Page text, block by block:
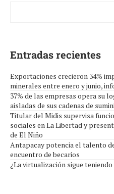
Entradas recientes
Exportaciones crecieron 34%
minerales entre enero y junio,
37% de las empresas opera su
aisladas de sus cadenas de
Titular del Midis supervisa
sociales en La Libertad y
de El Niño
Antapacay potencia el talento
encuentro de becarios
¿La virtualización sigue